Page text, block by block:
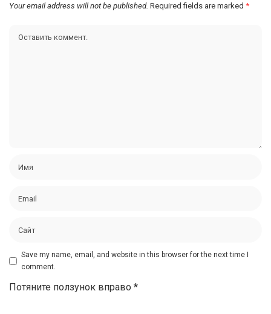
Your email address will not be published. Required fields are marked *
Save my name, email, and website in this browser for the next time I
comment.
Потяните ползунок вправо *